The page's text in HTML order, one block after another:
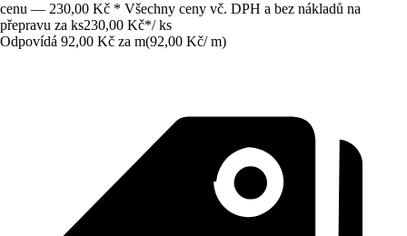
cenu — 230,00 Kč * Všechny ceny vč. DPH a bez nákladů na
přepravu za ks230,00 Kč*/ ks
Odpovídá 92,00 Kč za m(92,00 Kč/ m)